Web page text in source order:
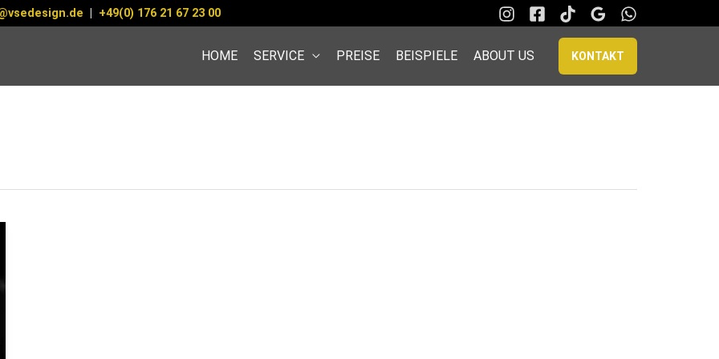
| +49(0) 176 21 67 23 00
HOME SERVICE PREISE BEISPIELE ABOUT US KONTAKT